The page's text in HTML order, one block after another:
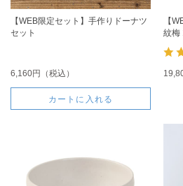
【WEB限定セット】手作りドーナツ
セット
6,160円（税込）
カートに入れる
【
紋梅